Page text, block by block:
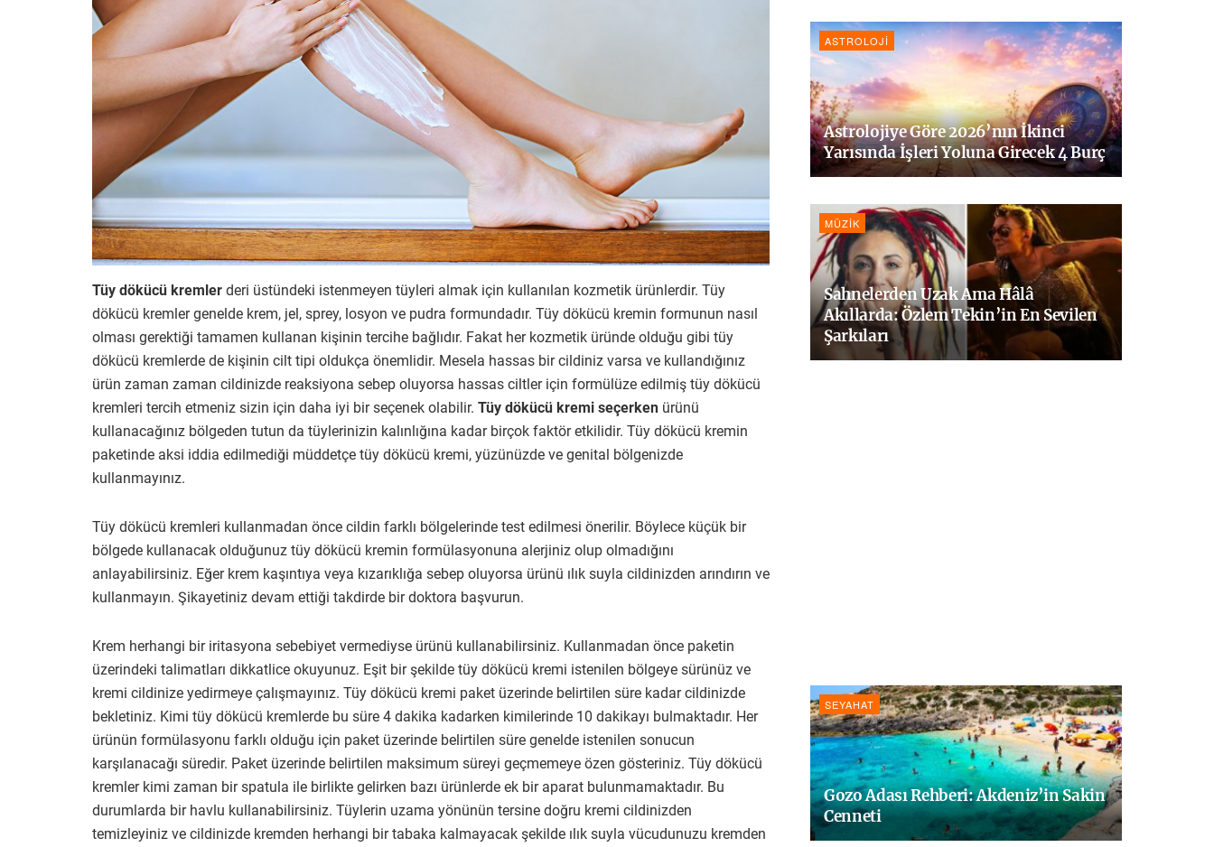
Tüy dökücü kremler deri üstündeki istenmeyen tüyleri almak için kullanılan kozmetik ürünlerdir. Tüy
dökücü kremler genelde krem, jel, sprey, losyon ve pudra formundadır. Tüy dökücü kremin formunun nasıl
olması gerektiği tamamen kullanan kişinin tercihe bağlıdır. Fakat her kozmetik üründe olduğu gibi tüy
dökücü kremlerde de kişinin cilt tipi oldukça önemlidir. Mesela hassas bir cildiniz varsa ve kullandığınız
ürün zaman zaman cildinizde reaksiyona sebep oluyorsa hassas ciltler için formülüze edilmiş tüy dökücü
kremleri tercih etmeniz sizin için daha iyi bir seçenek olabilir. Tüy dökücü kremi seçerken ürünü
kullanacağınız bölgeden tutun da tüylerinizin kalınlığına kadar birçok faktör etkilidir. Tüy dökücü kremin
paketinde aksi iddia edilmediği müddetçe tüy dökücü kremi, yüzünüzde ve genital bölgenizde
kullanmayınız.
Tüy dökücü kremleri kullanmadan önce cildin farklı bölgelerinde test edilmesi önerilir. Böylece küçük bir
bölgede kullanacak olduğunuz tüy dökücü kremin formülasyonuna alerjiniz olup olmadığını
anlayabilirsiniz. Eğer krem kaşıntıya veya kızarıklığa sebep oluyorsa ürünü ılık suyla cildinizden arındırın ve
kullanmayın. Şikayetiniz devam ettiği takdirde bir doktora başvurun.
Krem herhangi bir iritasyona sebebiyet vermediyse ürünü kullanabilirsiniz. Kullanmadan önce paketin
üzerindeki talimatları dikkatlice okuyunuz. Eşit bir şekilde tüy dökücü kremi istenilen bölgeye sürünüz ve
kremi cildinize yedirmeye çalışmayınız. Tüy dökücü kremi paket üzerinde belirtilen süre kadar cildinizde
bekletiniz. Kimi tüy dökücü kremlerde bu süre 4 dakika kadarken kimilerinde 10 dakikayı bulmaktadır. Her
ürünün formülasyonu farklı olduğu için paket üzerinde belirtilen süre genelde istenilen sonucun
karşılanacağı süredir. Paket üzerinde belirtilen maksimum süreyi geçmemeye özen gösteriniz. Tüy dökücü
kremler kimi zaman bir spatula ile birlikte gelirken bazı ürünlerde ek bir aparat bulunmamaktadır. Bu
durumlarda bir havlu kullanabilirsiniz. Tüylerin uzama yönünün tersine doğru kremi cildinizden
temizleyiniz ve cildinizde kremden herhangi bir tabaka kalmayacak şekilde ılık suyla vücudunuzu kremden
ASTROLOJI
Astrolojiye Göre 2026’nın İkinci
Yarısında İşleri Yoluna Girecek 4 Burç
MÜZIK
Sahnelerden Uzak Ama Hâlâ
Akıllarda: Özlem Tekin’in En Sevilen
Şarkıları
SEYAHAT
Gozo Adası Rehberi: Akdeniz’in Sakin
Cenneti